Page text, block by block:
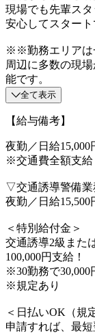
現場でも先輩ス
安心してスタート
※※勤務エリア
周辺に多数の現
能です。
全て表示
【給与備考】
夜勤／日給15,000
※交通費全額支給
▽交通誘導警備業
夜勤／日給15,500
＜特別給付金＞
交通誘導2級また
100,000円支給！
※30勤務で30,000
※規定あり
＜日払いOK（規
申請すれば、最